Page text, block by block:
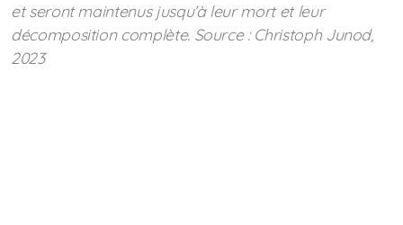
et seront maintenus jusqu’à leur mort et leur
décomposition complète. Source :Christoph Junod,
2023